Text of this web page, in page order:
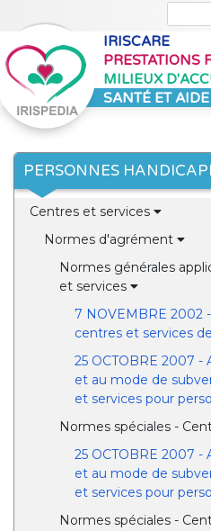
IRISCARE
PRESTATIONS
MILIEUX
SANTÉ ET
PERSONNES
Centres et services
Normes d'agrément
Normes générales
et services
7 NOVEMBRE 2002
centres et services
25 OCTOBRE 2007
et au mode de
et services pour
Normes spéciales -
25 OCTOBRE 2007
et au mode de
et services pour
Normes spéciales -